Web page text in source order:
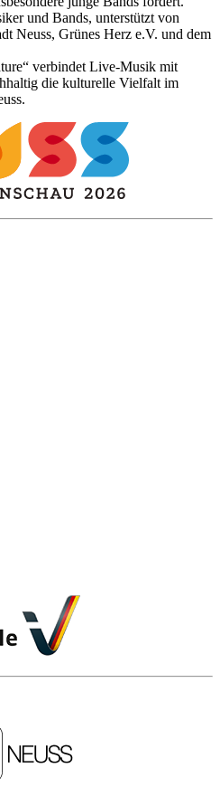
und Bands, unterstützt von
Neuss, Grünes Herz e.V. und dem
verbindet Live-Musik mit
die kulturelle Vielfalt im